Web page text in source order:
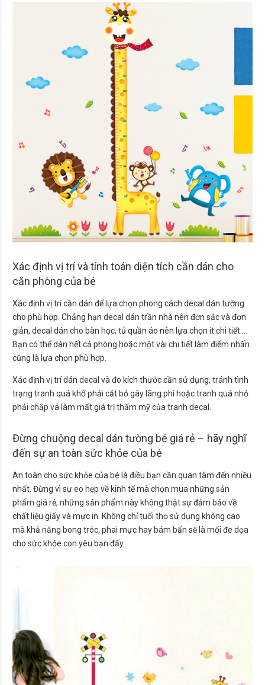
Xác định vị trí và tính toán diện tích cần dán cho
căn phòng của bé
Xác định vị trí cần dán để lựa chọn phong cách decal dán tường
cho phù hợp. Chẳng hạn decal dán trần nhà nên đơn sắc và đơn
giản, decal dán cho bàn học, tủ quần áo nên lựa chọn ít chi tiết….
Bạn có thể dán hết cả phòng hoặc một vài chi tiết làm điểm nhấn
cũng là lựa chọn phù hợp.
Xác định vị trí dán decal và đo kích thước cần sử dụng, tránh tình
trạng tranh quá khổ phải cắt bỏ gây lãng phí hoặc tranh quá nhỏ
phải chắp vá làm mất giá trị thẩm mỹ của tranh decal.
Đừng chuộng decal dán tường bé giá rẻ – hãy nghĩ
đến sự an toàn sức khỏe của bé
An toàn cho sức khỏe của bé là điều bạn cần quan tâm đến nhiều
nhất. Đừng vì sự eo hẹp về kinh tế mà chọn mua những sản
phẩm giá rẻ, những sản phẩm này không thật sự đảm bảo về
chất liệu giấy và mực in. Không chỉ tuổi thọ sử dụng không cao
mà khả năng bong tróc, phai mực hay bám bẩn sẽ là mối đe dọa
cho sức khỏe con yêu bạn đấy.